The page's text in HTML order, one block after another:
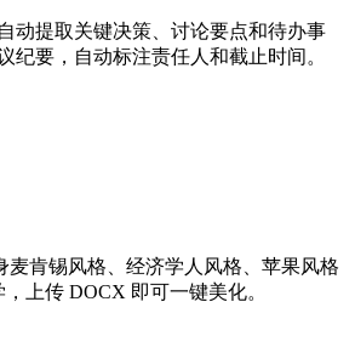
动提取关键决策、讨论要点和待办事
纪要，自动标注责任人和截止时间。
麦肯锡风格、经济学人风格、苹果风格
上传 DOCX 即可一键美化。